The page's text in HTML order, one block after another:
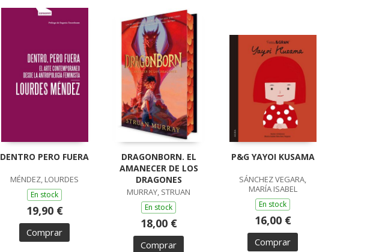
DENTRO PERO FUERA
MÉNDEZ, LOURDES
En stock
19,90 €
Comprar
DRAGONBORN. EL
AMANECER DE LOS
DRAGONES
MURRAY, STRUAN
En stock
18,00 €
Comprar
P&G YAYOI KUSAMA
SÁNCHEZ VEGARA,
MARÍA ISABEL
En stock
16,00 €
Comprar